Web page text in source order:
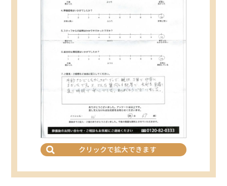
クリックで拡大できます